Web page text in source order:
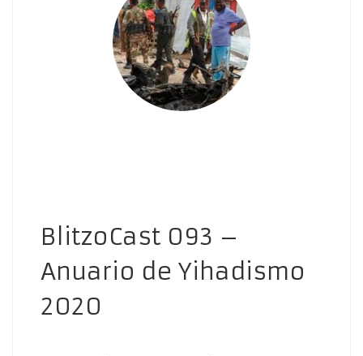
BlitzoCast 093 –
Anuario de Yihadismo
2020